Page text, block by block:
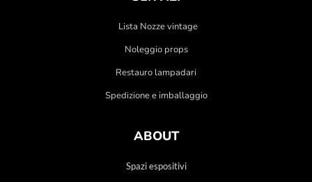
Lista Nozze vintage
Noleggio props
Restauro lampadari
Spedizione e imballaggio
ABOUT
Spazi espositivi